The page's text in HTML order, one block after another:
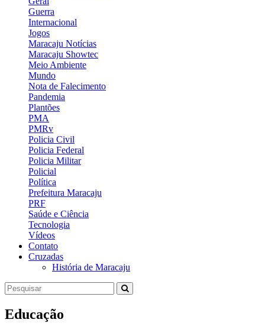
Guerra
Internacional
Jogos
Maracaju Notícias
Maracaju Showtec
Meio Ambiente
Mundo
Nota de Falecimento
Pandemia
Plantões
PMA
PMRv
Policia Civil
Policia Federal
Policia Militar
Policial
Política
Prefeitura Maracaju
PRF
Saúde e Ciência
Tecnologia
Vídeos
Contato
Cruzadas
História de Maracaju
Educação